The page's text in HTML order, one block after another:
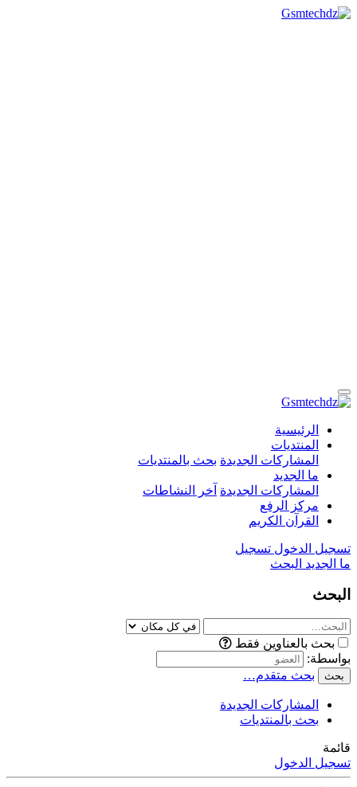
الرئيسية
المنتديات
المشاركات الجديدة بحث بالمنتديات
ما الجديد
المشاركات الجديدة آخر النشاطات
مركز الرفع
القرآن الكريم
تسجيل الدخول تسجيل
ما الجديد البحث
البحث
بحث بالعناوين فقط
بواسطة:
بحث بحث متقدم…
المشاركات الجديدة
بحث بالمنتديات
قائمة
تسجيل الدخول